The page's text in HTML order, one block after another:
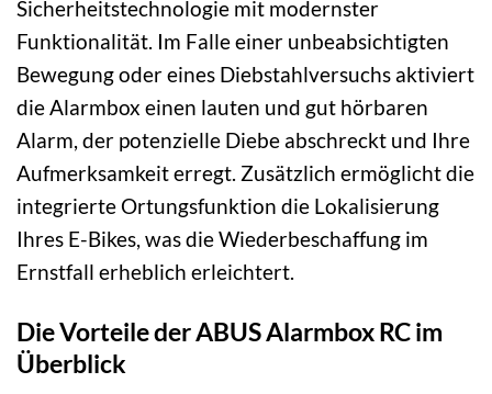
Sicherheitstechnologie mit modernster
Funktionalität. Im Falle einer unbeabsichtigten
Bewegung oder eines Diebstahlversuchs aktiviert
die Alarmbox einen lauten und gut hörbaren
Alarm, der potenzielle Diebe abschreckt und Ihre
Aufmerksamkeit erregt. Zusätzlich ermöglicht die
integrierte Ortungsfunktion die Lokalisierung
Ihres E-Bikes, was die Wiederbeschaffung im
Ernstfall erheblich erleichtert.
Die Vorteile der ABUS Alarmbox RC im
Überblick